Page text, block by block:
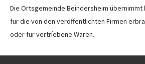
Die Ortsgemeinde Beindersheim übernimmt
für die von den veröffentlichten Firmen
oder für vertríebene Waren.